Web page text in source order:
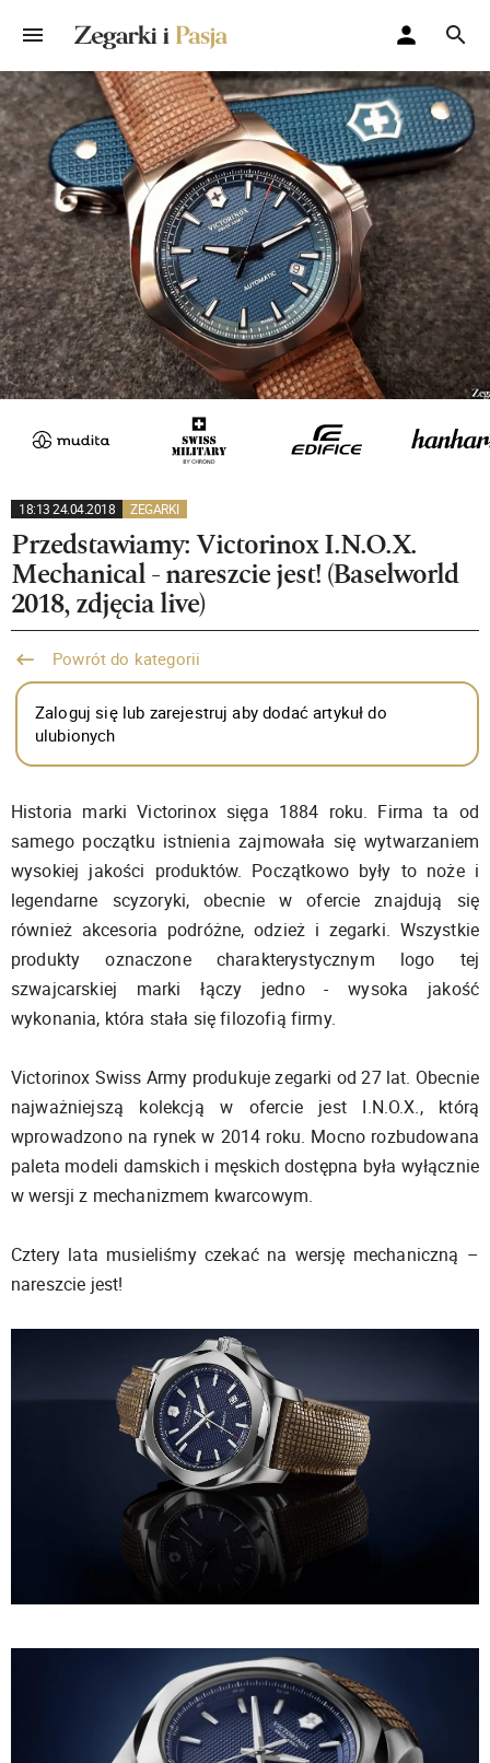
18:13 24.04.2018 ZEGARKI
Przedstawiamy: Victorinox I.N.O.X.
Mechanical - nareszcie jest! (Baselworld
2018, zdjęcia live)
Powrót do kategorii
Zaloguj się lub zarejestruj aby dodać artykuł do
ulubionych
Historia marki Victorinox sięga 1884 roku. Firma ta od
samego początku istnienia zajmowała się wytwarzaniem
wysokiej jakości produktów. Początkowo były to noże i
legendarne scyzoryki, obecnie w ofercie znajdują się
również akcesoria podróżne, odzież i zegarki. Wszystkie
produkty oznaczone charakterystycznym logo tej
szwajcarskiej marki łączy jedno - wysoka jakość
wykonania, która stała się filozofią firmy.
Victorinox Swiss Army produkuje zegarki od 27 lat. Obecnie
najważniejszą kolekcją w ofercie jest I.N.O.X., którą
wprowadzono na rynek w 2014 roku. Mocno rozbudowana
paleta modeli damskich i męskich dostępna była wyłącznie
w wersji z mechanizmem kwarcowym.
Cztery lata musieliśmy czekać na wersję mechaniczną –
nareszcie jest!